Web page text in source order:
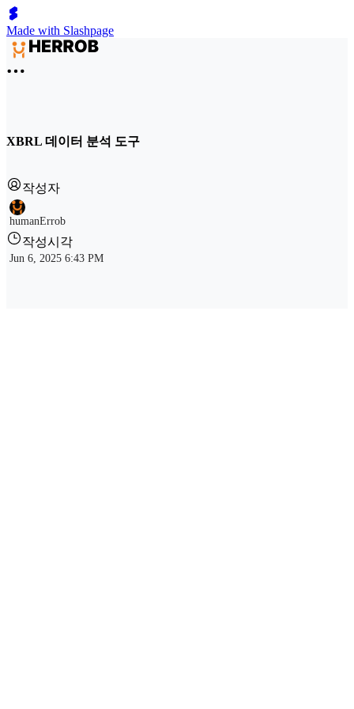
Made with Slashpage
XBRL 데이터 분석 도구
작성자
humanErrob
작성시각
Jun 6, 2025 6:43 PM